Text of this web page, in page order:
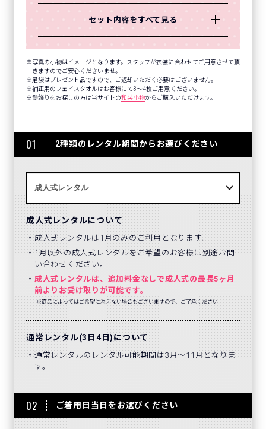
セット内容をすべて見る
写真の小物はイメージとなります。スタッフが衣装に合わせてご用意させて頂
きますのでご安心くださいませ。
足袋はプレゼント品ですので、ご返却いただく必要はございません。
補正用のフェイスタオルはお客様にて3～4枚ご用意ください。
髪飾りをお探しの方は当サイトの和装小物からご購入いただけます。
01 2種類のレンタル期間からお選びください
成人式レンタルについて
成人式レンタルは1月のみのご利用となります。
1月以外の成人式レンタルをご希望のお客様は別途お問
い合わせください。
成人式レンタルは、追加料金なしで成人式の最長5ヶ月
前よりお受け取りが可能です。
※商品によってはご希望に添えない場合もございますので、ご了承ください
通常レンタル(3日4日)について
通常レンタルのレンタル可能期間は3月～11月となりま
す。
02 ご着用日当日をお選びください